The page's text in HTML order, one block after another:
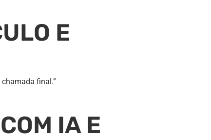
E
final.”
IA E